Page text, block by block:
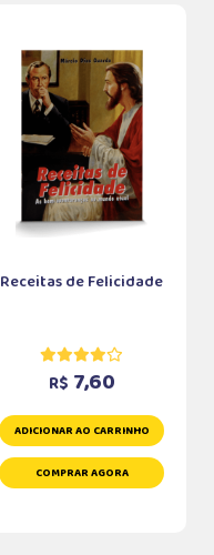
Receitas de Felicidade
R$ 7,60
ADICIONAR AO CARRINHO
COMPRAR AGORA